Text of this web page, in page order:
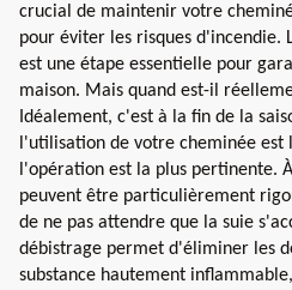
crucial de maintenir votre
pour éviter les risques d'incendie.
est une étape essentielle pour
maison. Mais quand est-il
Idéalement, c'est à la fin de la
l'utilisation de votre cheminée est
l'opération est la plus pertinente.
peuvent être particulièrement
de ne pas attendre que la suie
débistrage permet d'éliminer les
substance hautement